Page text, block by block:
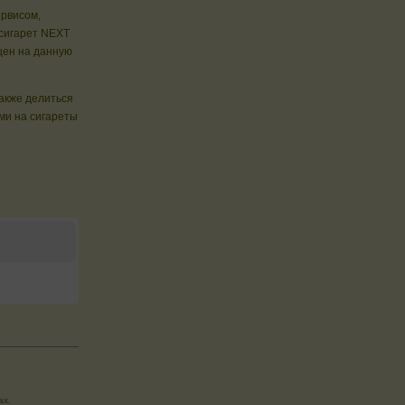
NEXT
на данную
делиться
на сигареты